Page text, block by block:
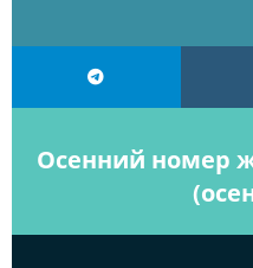
Осенний номер